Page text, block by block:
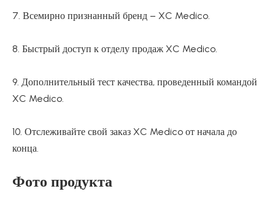
7. Всемирно признанный бренд – XC Medico.
8. Быстрый доступ к отделу продаж XC Medico.
9. Дополнительный тест качества, проведенный командой
XC Medico.
10. Отслеживайте свой заказ XC Medico от начала до
конца.
Фото продукта